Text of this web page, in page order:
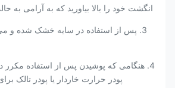
انگشت خود را بالا بیاورید که به آرامی به
3. پس از استفاده در سایه خشک شده و می
4. هنگامی که پوشیدن پس از استفاده
پودر حرارت خاردار یا پودر تالک